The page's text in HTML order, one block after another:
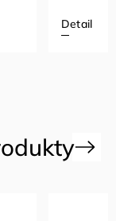
Detail
Next